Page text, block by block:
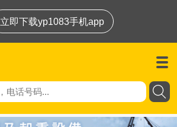
立即下载yp1083手机app